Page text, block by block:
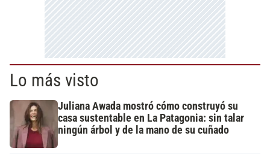
Lo más visto
Juliana Awada mostró cómo construyó su
casa sustentable en La Patagonia: sin talar
ningún árbol y de la mano de su cuñado